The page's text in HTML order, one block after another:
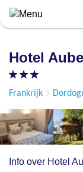
Overslaan
algemene
gaan
Hotel
Frankrijk
Info over Hotel